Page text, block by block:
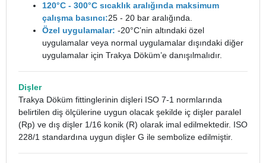
120°C - 300°C sıcaklık aralığında maksimum
çalışma basıncı:25 - 20 bar aralığında.
Özel uygulamalar: -20°C’nin altındaki özel
uygulamalar veya normal uygulamalar dışındaki diğer
uygulamalar için Trakya Döküm’e danışılmalıdır.
Dişler
Trakya Döküm fittinglerinin dişleri ISO 7-1 normlarında
belirtilen diş ölçülerine uygun olacak şekilde iç dişler paralel
(Rp) ve dış dişler 1/16 konik (R) olarak imal edilmektedir. ISO
228/1 standardına uygun dişler G ile sembolize edilmiştir.